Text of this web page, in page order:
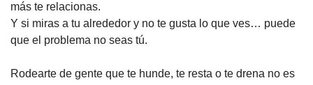
más te relacionas.
Y si miras a tu alrededor y no te gusta lo que ves… puede
que el problema no seas tú.
Rodearte de gente que te hunde, te resta o te drena no es